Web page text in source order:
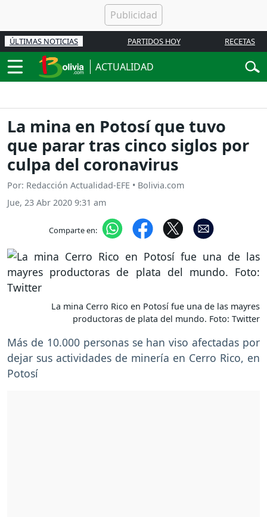
ÚLTIMAS NOTICIAS PARTIDOS HOY RECETAS
ACTUALIDAD
La mina en Potosí que tuvo
que parar tras cinco siglos por
culpa del coronavirus
Por: Redacción Actualidad-EFE • Bolivia.com
Jue, 23 Abr 2020 9:31 am
Comparte en:
La mina Cerro Rico en Potosí fue una de las mayres
productoras de plata del mundo. Foto: Twitter
Más de 10.000 personas se han viso afectadas por
dejar sus actividades de minería en Cerro Rico, en
Potosí